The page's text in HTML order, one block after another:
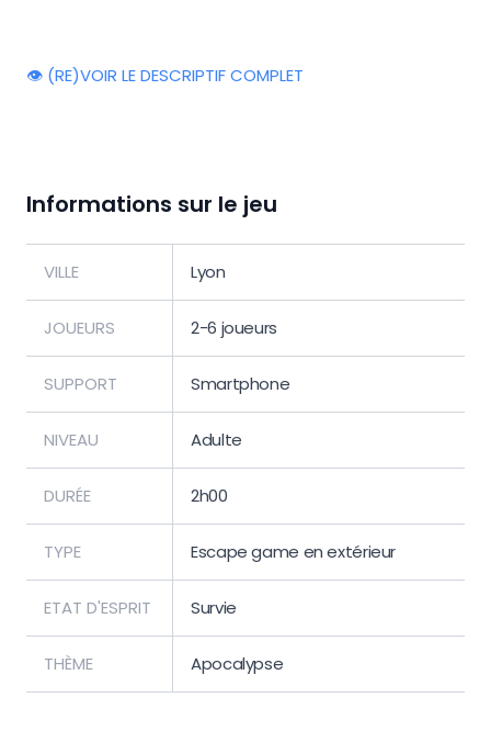
👁️ (RE)VOIR LE DESCRIPTIF COMPLET
Informations sur le jeu
VILLE Lyon
JOUEURS 2-6 joueurs
SUPPORT Smartphone
NIVEAU Adulte
DURÉE 2h00
TYPE Escape game en extérieur
ETAT D'ESPRIT Survie
THÈME Apocalypse